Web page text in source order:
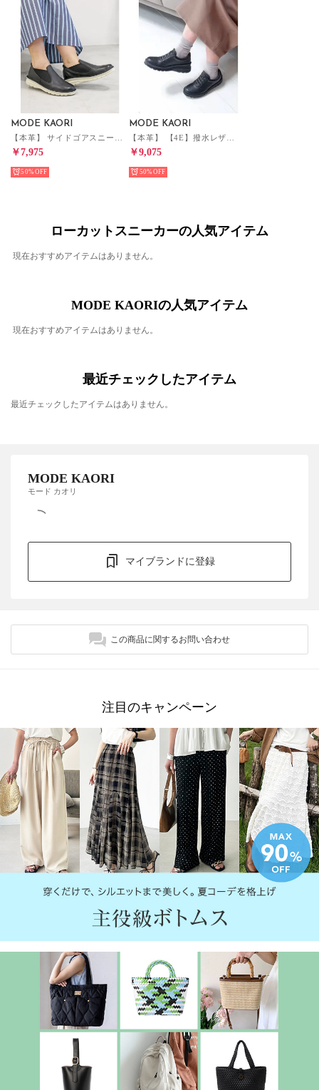
MODE KAORI
￥7,975
50%
MODE KAORI
￥9,075
50%
ローカットスニーカーの人気アイテム
現在おすすめアイテムはありません。
MODE KAORIの人気アイテム
現在おすすめアイテムはありません。
最近チェックしたアイテム
最近チェックしたアイテムはありません。
MODE KAORI
モード カオリ
マイブランドに登録
この商品に関するお問い合わせ
注目のキャンペーン